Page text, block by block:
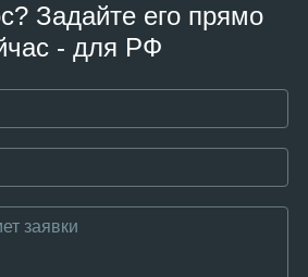
Задайте его прямо
- для РФ